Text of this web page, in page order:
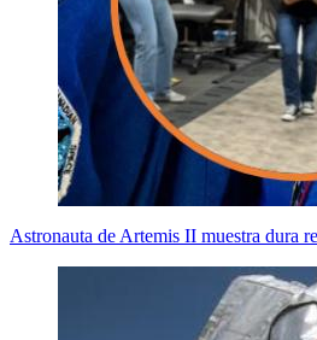
Astronauta de Artemis II muestra dura